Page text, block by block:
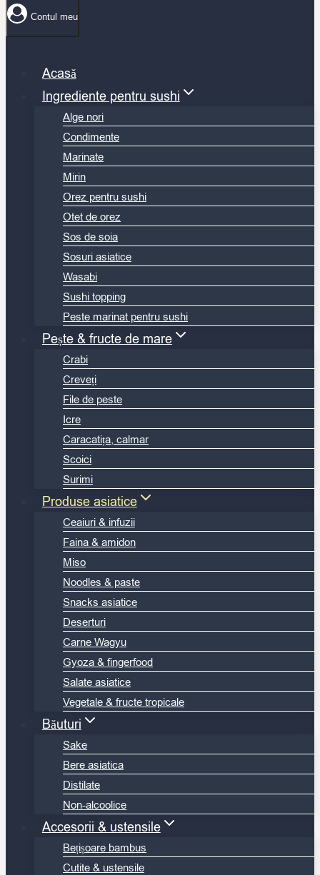
Contul meu
Acasă
Ingrediente pentru sushi
Alge nori
Condimente
Marinate
Mirin
Orez pentru sushi
Otet de orez
Sos de soia
Sosuri asiatice
Wasabi
Sushi topping
Peste marinat pentru sushi
Pește & fructe de mare
Crabi
Creveți
File de peste
Icre
Caracatița, calmar
Scoici
Surimi
Produse asiatice
Ceaiuri & infuzii
Faina & amidon
Miso
Noodles & paste
Snacks asiatice
Deserturi
Carne Wagyu
Gyoza & fingerfood
Salate asiatice
Vegetale & fructe tropicale
Băuturi
Sake
Bere asiatica
Distilate
Non-alcoolice
Accesorii & ustensile
Bețișoare bambus
Cutite & ustensile